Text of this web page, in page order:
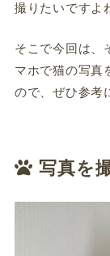
撮りたいですよ
そこで今回は、
マホで猫の写真
ので、ぜひ参考
写真を